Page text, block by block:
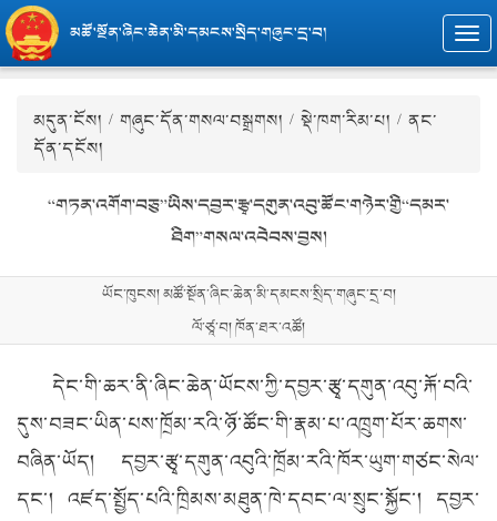
མཚོ་སྔོན་ཞིང་ཆེན་མི་དམངས་སྲིད་གཞུང་དྲ་བ།
མདུན་ངོས། / གཞུང་དོན་གསལ་བསྒྲགས། / སྡེ་ཁག་རིམ་པ། / ནང་
དོན་དངོས།
“གཏན་འགོག་བཅུ”ཡིས་དབྱར་རྩྭ་དགུན་འབུ་ཚོང་གཉེར་གྱི“དམར་
ཐིག”གསལ་འབེབས་བྱས།
ཡོང་ཁུངས། མཚོ་སྔོན་ཞིང་ཆེན་མི་དམངས་སྲིད་གཞུང་དྲ་བ།
ལོ་ཙཱ་བ། ཁོན་ཐར་འཚོ།
དེང་གི་ཆར་ནི་ཞིང་ཆེན་ཡོངས་ཀྱི་དབྱར་རྩྭ་དགུན་འབུ་རྐོ་བའི་
དུས་བཟང་ཡིན་པས་ཁྲོམ་རའི་ཉོ་ཚོང་གི་རྣམ་པ་འཁྲུག་པོར་ཆགས་
བཞིན་ཡོད། དབྱར་རྩྭ་དགུན་འབུའི་ཁྲོམ་རའི་ཁོར་ཡུག་གཙང་སེལ་
དང་། འཛད་སྤྱོད་པའི་ཁྲིམས་མཐུན་ཁེ་དབང་ལ་སྲུང་སྐྱོང་། དབྱར་